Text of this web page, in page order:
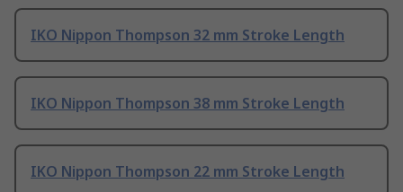
IKO Nippon Thompson 32 mm Stroke Length
IKO Nippon Thompson 38 mm Stroke Length
IKO Nippon Thompson 22 mm Stroke Length